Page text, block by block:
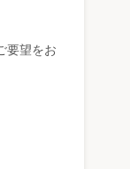
要望をお